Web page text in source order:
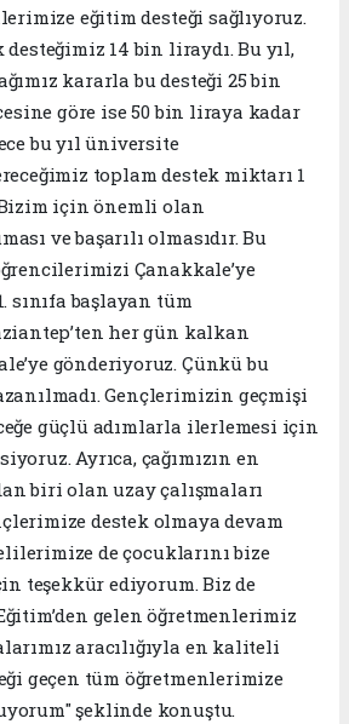
eğitim desteği sağlıyoruz.
desteğimiz 14 bin liraydı. Bu yıl,
kararla bu desteği 25 bin
göre ise 50 bin liraya kadar
bu yıl üniversite
toplam destek miktarı 1
için önemli olan
ve başarılı olmasıdır. Bu
Çanakkale’ye
sınıfa başlayan tüm
her gün kalkan
gönderiyoruz. Çünkü bu
Gençlerimizin geçmişi
güçlü adımlarla ilerlemesi için
Ayrıca, çağımızın en
biri olan uzay çalışmaları
destek olmaya devam
de çocuklarını bize
teşekkür ediyorum. Biz de
gelen öğretmenlerimiz
aracılığıyla en kaliteli
geçen tüm öğretmenlerimize
şeklinde konuştu.